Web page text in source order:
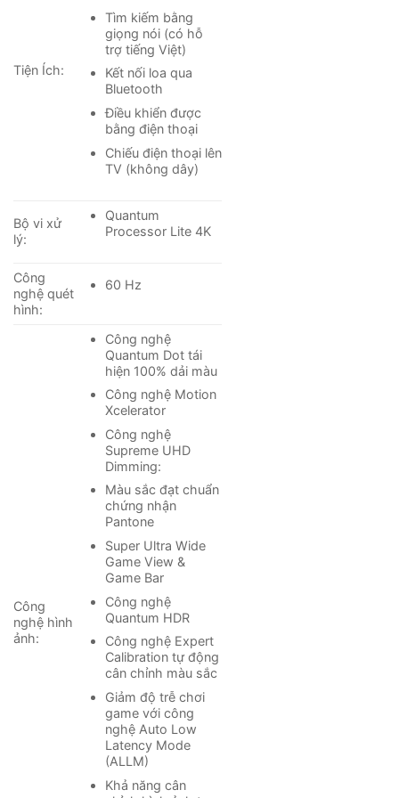
Công nghệ âm thanh
mạnh mẽ và lôi cuốn.
hình, sau đó điều chỉnh âm thanh dựa theo chuyển
động của vật thể đó. Đây là công nghệ
Tracking Sound (OTS), giúp âm thanh lan tỏa rộng
– Đắm chìm trong không gian âm thanh vòm sống
động và bùng nổ vớiQ-Symphony Next
mang đến sự kết hợp tuyệt vời giữa loa tivi và loa
thanh để bạn có trải nghiệm nghe chân thực nhất.
*Hình ảnh chỉ mang tính chất minh họa
Tiện Ích:
Tìm kiếm bằng
giọng nói (có hỗ
trợ tiếng Việt)
Kết nối loa qua
Bluetooth
Điều khiển được
bằng điện thoại
Chiếu điện thoại lên
TV (không dây)
Bộ vi xử
lý:
Quantum
Processor Lite 4K
Công
nghệ quét
hình:
60 Hz
Công
nghệ hình
ảnh:
Công nghệ
Quantum Dot tái
hiện 100% dải màu
Công nghệ Motion
Xcelerator
Công nghệ
Supreme UHD
Dimming:
Màu sắc đạt chuẩn
chứng nhận
Pantone
Super Ultra Wide
Game View &
Game Bar
Công nghệ
Quantum HDR
Công nghệ Expert
Calibration tự động
cân chỉnh màu sắc
Giảm độ trễ chơi
game với công
nghệ Auto Low
Latency Mode
(ALLM)
Khả năng cân